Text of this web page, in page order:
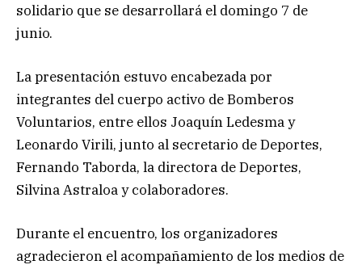
solidario que se desarrollará el domingo 7 de
junio.
La presentación estuvo encabezada por
integrantes del cuerpo activo de Bomberos
Voluntarios, entre ellos Joaquín Ledesma y
Leonardo Virili, junto al secretario de Deportes,
Fernando Taborda, la directora de Deportes,
Silvina Astraloa y colaboradores.
Durante el encuentro, los organizadores
agradecieron el acompañamiento de los medios de